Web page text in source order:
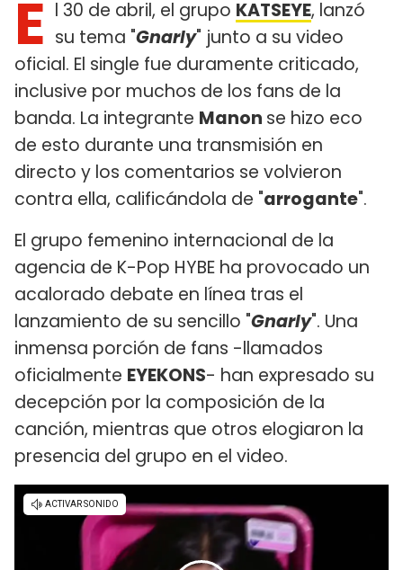
E l 30 de abril, el grupo KATSEYE, lanzó
su tema "Gnarly" junto a su video
oficial. El single fue duramente criticado,
inclusive por muchos de los fans de la
banda. La integrante Manon se hizo eco
de esto durante una transmisión en
directo y los comentarios se volvieron
contra ella, calificándola de "arrogante".
El grupo femenino internacional de la
agencia de K-Pop HYBE ha provocado un
acalorado debate en línea tras el
lanzamiento de su sencillo "Gnarly". Una
inmensa porción de fans -llamados
oficialmente EYEKONS- han expresado su
decepción por la composición de la
canción, mientras que otros elogiaron la
presencia del grupo en el video.